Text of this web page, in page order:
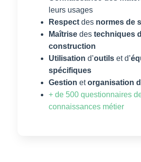
leurs usages
Respect des normes de
Maîtrise des techniques
construction
Utilisation d’outils et d’
spécifiques
Gestion etorganisation
+ de 500 questionnaires
connaissances métier